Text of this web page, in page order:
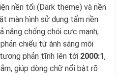
nền tối (Dark theme) và nền
màn hình sử dụng tấm nền
năng chống chói cực mạnh,
chiếu từ ánh sáng môi
phản tĩnh lên tới 2000:1,
giúp dòng chữ nổi bật rõ